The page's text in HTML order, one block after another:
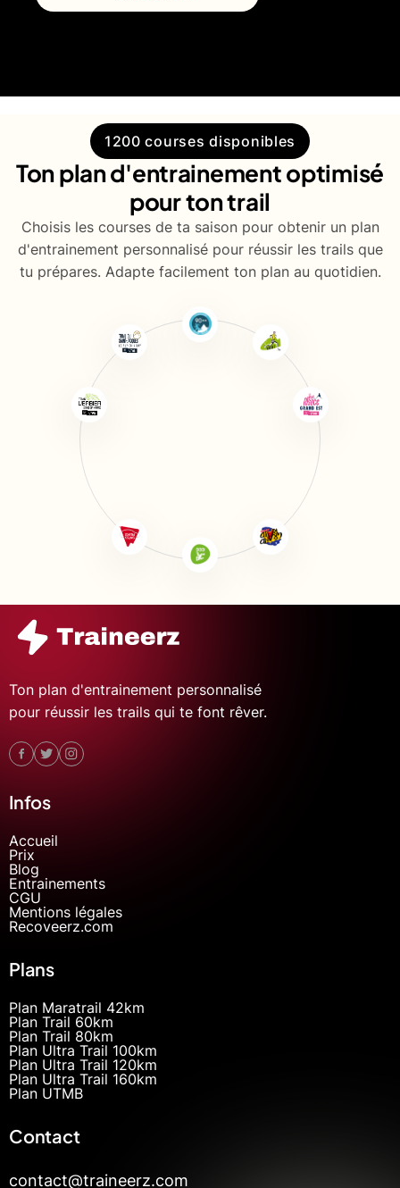
1200 courses disponibles
Ton plan d'entrainement optimisé
pour ton trail
Choisis les courses de ta saison pour obtenir un plan
d'entrainement personnalisé pour réussir les trails que
tu prépares. Adapte facilement ton plan au quotidien.
Ton plan d'entrainement personnalisé
pour réussir les trails qui te font rêver.
Infos
Accueil
Prix
Blog
Entrainements
CGU
Mentions légales
Recoveerz.com
Plans
Plan Maratrail 42km
Plan Trail 60km
Plan Trail 80km
Plan Ultra Trail 100km
Plan Ultra Trail 120km
Plan Ultra Trail 160km
Plan UTMB
Contact
contact@traineerz.com